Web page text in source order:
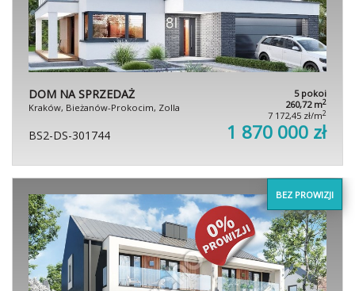
DOM NA SPRZEDAŻ
Kraków, Bieżanów-Prokocim, Zolla
5 pokoi
260,72 m2
7 172,45 zł/m2
BS2-DS-301744 1 870 000 zł
BEZ PROWIZJI